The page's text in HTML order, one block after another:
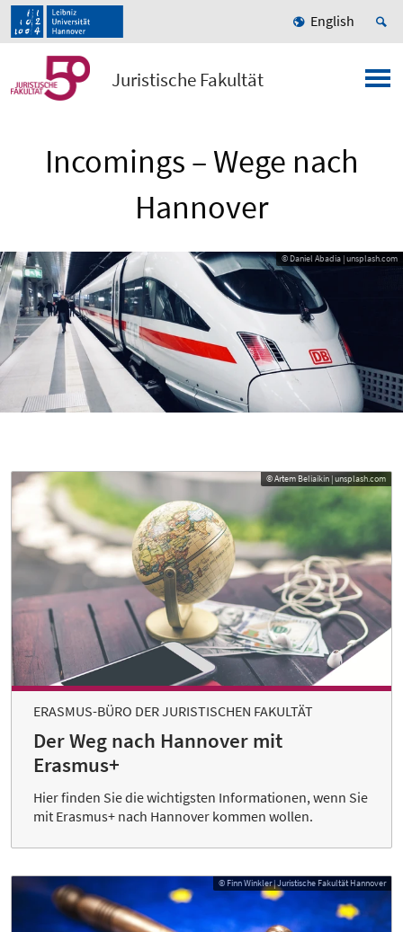
English
Juristische Fakultät
Incomings – Wege nach
Hannover
© Daniel Abadia | unsplash.com
© Artem Beliaikin | unsplash.com
ERASMUS-BÜRO DER JURISTISCHEN FAKULTÄT
Der Weg nach Hannover mit
Erasmus+
Hier finden Sie die wichtigsten Informationen, wenn Sie
mit Erasmus+ nach Hannover kommen wollen.
© Finn Winkler | Juristische Fakultät Hannover